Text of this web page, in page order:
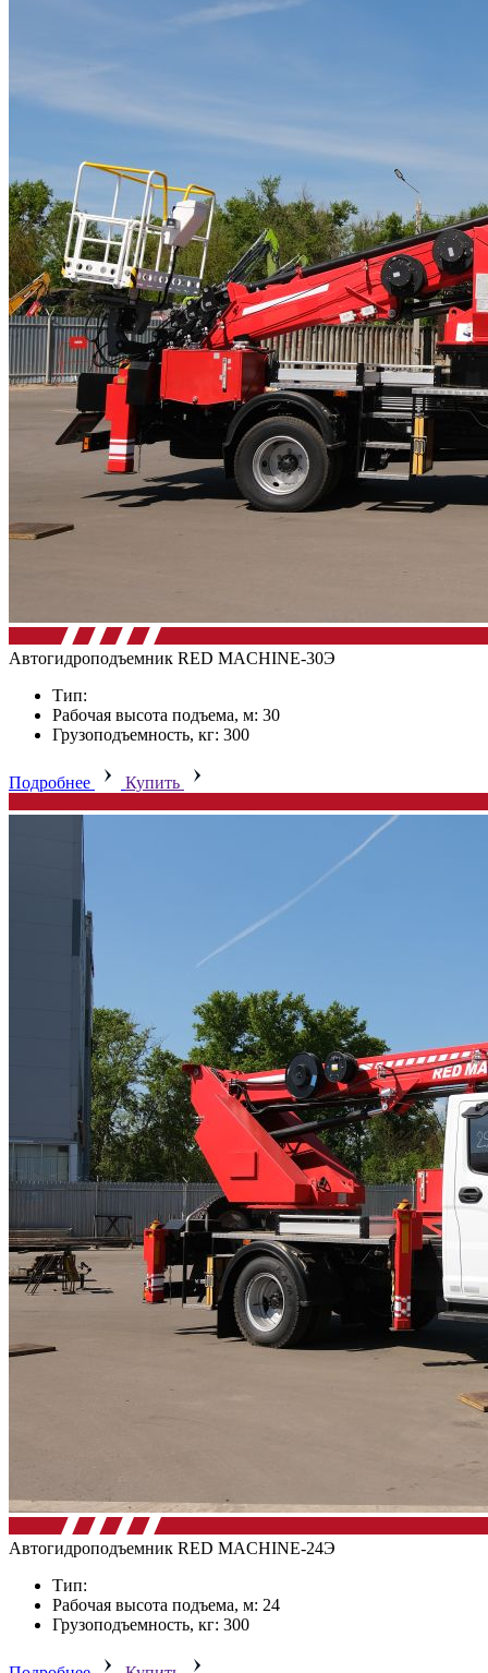
Автогидроподъемник RED MACHINE-30Э
Тип:
Рабочая высота подъема, м: 30
Грузоподъемность, кг: 300
Подробнее Купить
Автогидроподъемник RED MACHINE-24Э
Тип:
Рабочая высота подъема, м: 24
Грузоподъемность, кг: 300